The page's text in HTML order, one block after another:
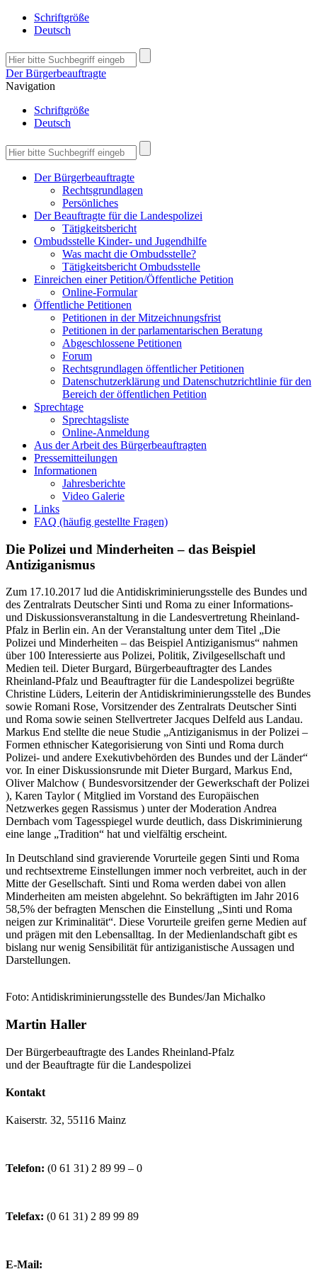
Schriftgröße
Deutsch
Der Bürgerbeauftragte
Navigation
Schriftgröße
Deutsch
Der Bürgerbeauftragte
Rechtsgrundlagen
Persönliches
Der Beauftragte für die Landespolizei
Tätigkeitsbericht
Ombudsstelle Kinder- und Jugendhilfe
Was macht die Ombudsstelle?
Tätigkeitsbericht Ombudsstelle
Einreichen einer Petition/Öffentliche Petition
Online-Formular
Öffentliche Petitionen
Petitionen in der Mitzeichnungsfrist
Petitionen in der parlamentarischen Beratung
Abgeschlossene Petitionen
Forum
Rechtsgrundlagen öffentlicher Petitionen
Datenschutzerklärung und Datenschutzrichtlinie für den
Bereich der öffentlichen Petition
Sprechtage
Sprechtagsliste
Online-Anmeldung
Aus der Arbeit des Bürgerbeauftragten
Pressemitteilungen
Informationen
Jahresberichte
Video Galerie
Links
FAQ (häufig gestellte Fragen)
Die Polizei und Minderheiten – das Beispiel
Antiziganismus
Zum 17.10.2017 lud die Antidiskriminierungsstelle des Bundes und
des Zentralrats Deutscher Sinti und Roma zu einer Informations-
und Diskussionsveranstaltung in die Landesvertretung Rheinland-
Pfalz in Berlin ein. An der Veranstaltung unter dem Titel „Die
Polizei und Minderheiten – das Beispiel Antiziganismus“ nahmen
über 100 Interessierte aus Polizei, Politik, Zivilgesellschaft und
Medien teil. Dieter Burgard, Bürgerbeauftragter des Landes
Rheinland-Pfalz und Beauftragter für die Landespolizei begrüßte
Christine Lüders, Leiterin der Antidiskriminierungsstelle des Bundes
sowie Romani Rose, Vorsitzender des Zentralrats Deutscher Sinti
und Roma sowie seinen Stellvertreter Jacques Delfeld aus Landau.
Markus End stellte die neue Studie „Antiziganismus in der Polizei –
Formen ethnischer Kategorisierung von Sinti und Roma durch
Polizei- und andere Exekutivbehörden des Bundes und der Länder“
vor. In einer Diskussionsrunde mit Dieter Burgard, Markus End,
Oliver Malchow ( Bundesvorsitzender der Gewerkschaft der Polizei
), Karen Taylor ( Mitglied im Vorstand des Europäischen
Netzwerkes gegen Rassismus ) unter der Moderation Andrea
Dernbach vom Tagesspiegel wurde deutlich, dass Diskriminierung
eine lange „Tradition“ hat und vielfältig erscheint.
In Deutschland sind gravierende Vorurteile gegen Sinti und Roma
und rechtsextreme Einstellungen immer noch verbreitet, auch in der
Mitte der Gesellschaft. Sinti und Roma werden dabei von allen
Minderheiten am meisten abgelehnt. So bekräftigten im Jahr 2016
58,5% der befragten Menschen die Einstellung „Sinti und Roma
neigen zur Kriminalität“. Diese Vorurteile greifen gerne Medien auf
und prägen mit den Lebensalltag. In der Medienlandschaft gibt es
bislang nur wenig Sensibilität für antiziganistische Aussagen und
Darstellungen.
Foto: Antidiskriminierungsstelle des Bundes/Jan Michalko
Martin Haller
Der Bürgerbeauftragte des Landes Rheinland-Pfalz
und der Beauftragte für die Landespolizei
Kontakt
Kaiserstr. 32, 55116 Mainz
Telefon: (0 61 31) 2 89 99 – 0
Telefax: (0 61 31) 2 89 99 89
E-Mail: